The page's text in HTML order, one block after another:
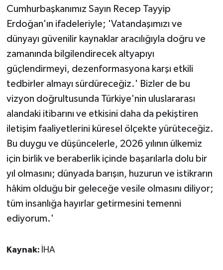
Cumhurbaşkanımız Sayın Recep Tayyip
Erdoğan'ın ifadeleriyle; 'Vatandaşımızı ve
dünyayı güvenilir kaynaklar aracılığıyla doğru ve
zamanında bilgilendirecek altyapıyı
güçlendirmeyi, dezenformasyona karşı etkili
tedbirler almayı sürdüreceğiz.' Bizler de bu
vizyon doğrultusunda Türkiye'nin uluslararası
alandaki itibarını ve etkisini daha da pekiştiren
iletişim faaliyetlerini küresel ölçekte yürüteceğiz.
Bu duygu ve düşüncelerle, 2026 yılının ülkemiz
için birlik ve beraberlik içinde başarılarla dolu bir
yıl olmasını; dünyada barışın, huzurun ve istikrarın
hâkim olduğu bir geleceğe vesile olmasını diliyor;
tüm insanlığa hayırlar getirmesini temenni
ediyorum.'
Kaynak: İHA